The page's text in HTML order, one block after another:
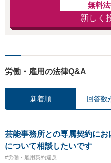
無料
新しく
労働・雇用の法律Q&A
新着順 回答数
芸能事務所との専属契約に
について相談したいです
#労働・雇用契約違反